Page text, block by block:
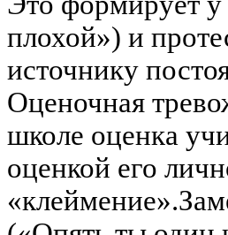
плохой») и
источнику
Оценочная
школе оценка
оценкой его